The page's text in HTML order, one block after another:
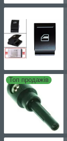
Топ продажів